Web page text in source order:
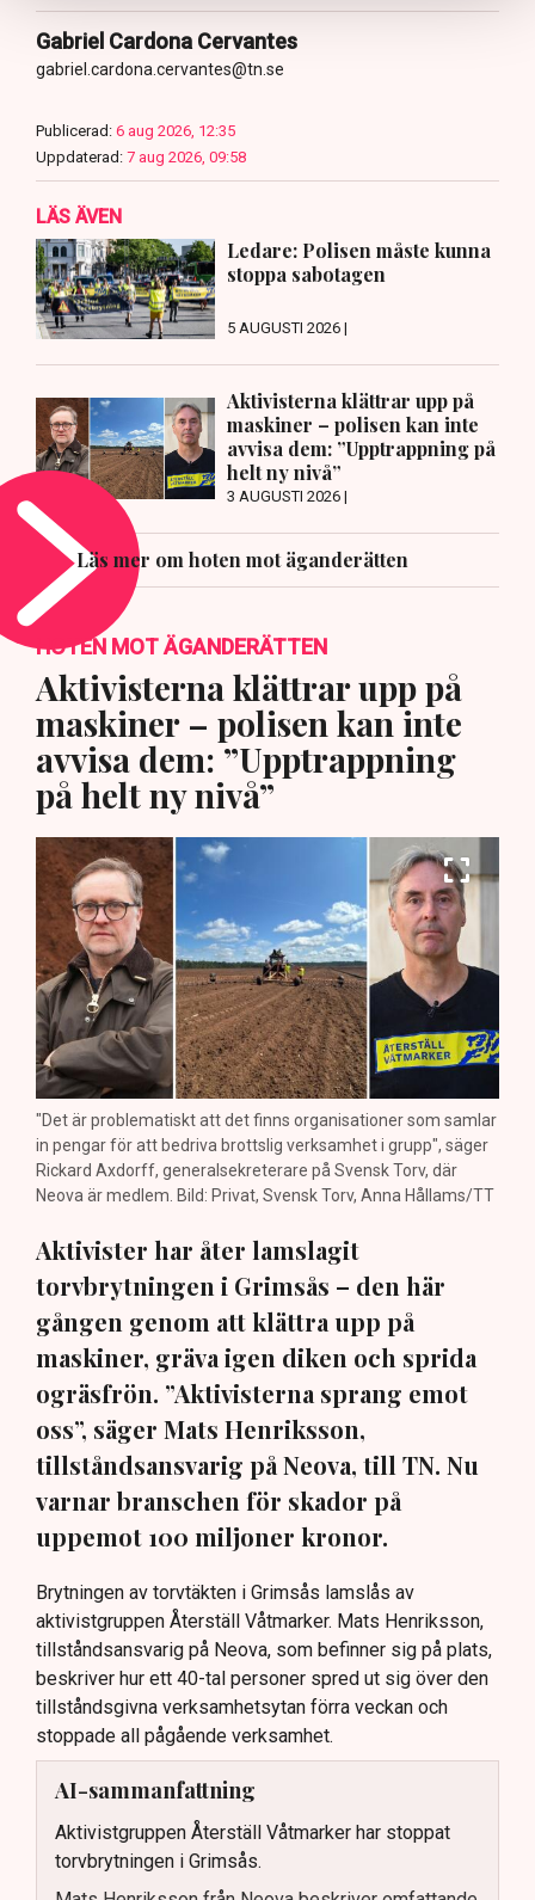
Gabriel Cardona Cervantes
gabriel.cardona.cervantes@tn.se
Publicerad: 6 aug 2026, 12:35
Uppdaterad: 7 aug 2026, 09:58
LÄS ÄVEN
Ledare: Polisen måste kunna
stoppa sabotagen
5 AUGUSTI 2026 |
Aktivisterna klättrar upp på
maskiner – polisen kan inte
avvisa dem: ”Upptrappning på
helt ny nivå”
3 AUGUSTI 2026 |
Läs mer om hoten mot äganderätten
HOTEN MOT ÄGANDERÄTTEN
Aktivisterna klättrar upp på
maskiner – polisen kan inte
avvisa dem: ”Upptrappning
på helt ny nivå”
"Det är problematiskt att det finns organisationer som samlar
in pengar för att bedriva brottslig verksamhet i grupp", säger
Rickard Axdorff, generalsekreterare på Svensk Torv, där
Neova är medlem. Bild: Privat, Svensk Torv, Anna Hållams/TT
Aktivister har åter lamslagit
torvbrytningen i Grimsås – den här
gången genom att klättra upp på
maskiner, gräva igen diken och sprida
ogräsfrön. ”Aktivisterna sprang emot
oss”, säger Mats Henriksson,
tillståndsansvarig på Neova, till TN. Nu
varnar branschen för skador på
uppemot 100 miljoner kronor.
Brytningen av torvtäkten i Grimsås lamslås av
aktivistgruppen Återställ Våtmarker. Mats Henriksson,
tillståndsansvarig på Neova, som befinner sig på plats,
beskriver hur ett 40-tal personer spred ut sig över den
tillståndsgivna verksamhetsytan förra veckan och
stoppade all pågående verksamhet.
AI-sammanfattning
Aktivistgruppen Återställ Våtmarker har stoppat
torvbrytningen i Grimsås.